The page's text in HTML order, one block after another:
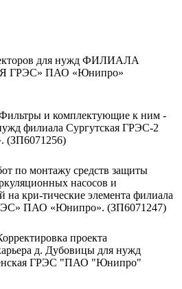
для нужд ФИЛИАЛА
ГРЭС» ПАО «Юнипро»
и комплектующие к ним -
филиала Сургутская ГРЭС-2
по монтажу средств защиты
насосов и
на кри-тические элемента филиала
ПАО «Юнипро». (ЗП6071247)
проекта
д. Дубовицы для нужд
ГРЭС "ПАО "Юнипро"